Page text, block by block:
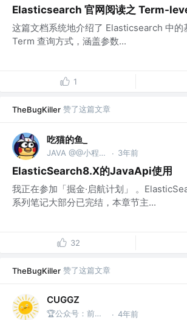
Elasticsearch 官网阅读之 Term-
这篇文档系统地介绍了 Elasticsearch 中的
Term 查询方式，涵盖参数...
1
TheBugKiller 赞了这篇文章
吃猫的鱼_
JAVA @@小程序 A嘉博客 · 3年前
ElasticSearch8.X的JavaApi使用
我正在参加「掘金·启航计划」 。
系列笔记大部分已完结，本章节主...
32
TheBugKiller 赞了这篇文章
CUGGZ
🏆公众号：前端充电宝 · 4年前